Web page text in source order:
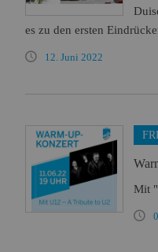
es zu den ersten
12. Juni 2022
Mit